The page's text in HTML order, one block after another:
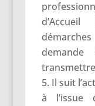
transmettre
Il suit
à l’issue